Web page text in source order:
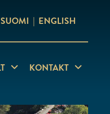
SUOMI ENGLISH
Visa undersida
KONTAKT Visa